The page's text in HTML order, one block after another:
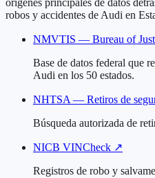
orígenes principales de datos
robos y accidentes de Audi en
NMVTIS — Bureau of
Base de datos federal que
Audi en los 50 estados.
NHTSA — Retiros de
Búsqueda autorizada de
NICB VINCheck ↗
Registros de robo y